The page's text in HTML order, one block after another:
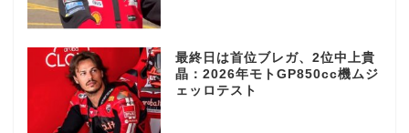
最終日は首位ブレガ、2位中上貴
晶：2026年モトGP850cc機ムジ
ェッロテスト